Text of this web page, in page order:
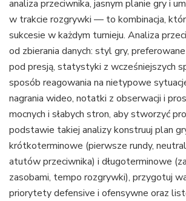
analiza przeciwnika, jasnym planie gry i
w trakcie rozgrywki — to kombinacja,
sukcesie w każdym turnieju. Analiza
od zbierania danych: styl gry,
pod presją, statystyki z wcześniejszych
sposób reagowania na nietypowe
nagrania wideo, notatki z obserwacji i
mocnych i słabych stron, aby stworzyć
podstawie takiej analizy konstruuj plan
krótkoterminowe (pierwsze rundy,
atutów przeciwnika) i długoterminowe
zasobami, tempo rozgrywki), przygotuj
priorytety defensive i ofensywne oraz